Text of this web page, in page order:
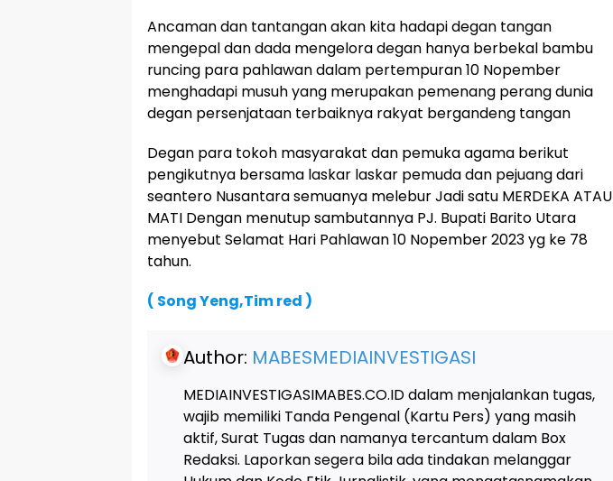
Ancaman dan tantangan akan kita hadapi degan tangan
mengepal dan dada mengelora degan hanya berbekal bambu
runcing para pahlawan dalam pertempuran 10 Nopember
menghadapi musuh yang merupakan pemenang perang dunia
degan persenjataan terbaiknya rakyat bergandeng tangan
Degan para tokoh masyarakat dan pemuka agama berikut
pengikutnya bersama laskar laskar pemuda dan pejuang dari
seantero Nusantara semuanya melebur Jadi satu MERDEKA ATAU
MATI Dengan menutup sambutannya PJ. Bupati Barito Utara
menyebut Selamat Hari Pahlawan 10 Nopember 2023 yg ke 78
tahun.
( Song Yeng,Tim red )
Author: MABESMEDIAINVESTIGASI
MEDIAINVESTIGASIMABES.CO.ID dalam menjalankan tugas,
wajib memiliki Tanda Pengenal (Kartu Pers) yang masih
aktif, Surat Tugas dan namanya tercantum dalam Box
Redaksi. Laporkan segera bila ada tindakan melanggar